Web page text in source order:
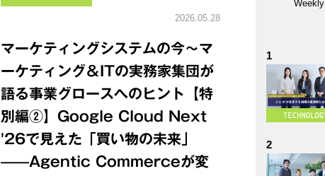
2026.05.28
マーケティングシステムの今～マ
ーケティング＆ITの実務家集団が
語る事業グロースへのヒント【特
別編②】Google Cloud Next
'26で見えた「買い物の未来」
——Agentic Commerceが変
Weekly
1
2